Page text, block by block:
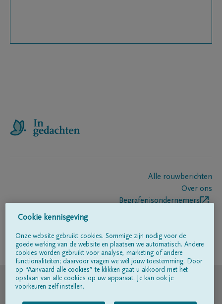
Alle rouwberichten
Over ons
Begrafenisondernemers
Volg ons op
© DELA
Cookie kennisgeving
Onze website gebruikt cookies. Sommige zijn nodig voor de
goede werking van de website en plaatsen we automatisch. Andere
cookies worden gebruikt voor analyse, marketing of andere
functionaliteiten; daarvoor vragen we wél jouw toestemming. Door
op “Aanvaard alle cookies” te klikken gaat u akkoord met het
opslaan van alle cookies op uw apparaat. Je kan ook je
voorkeuren zelf instellen.